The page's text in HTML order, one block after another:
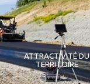
ATTRACTIVITÉ DU
TERRITOIRE